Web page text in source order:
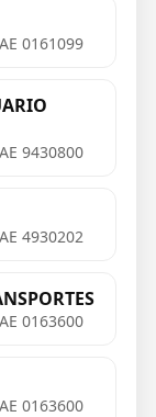
0161099
9430800
4930202
0163600
0163600